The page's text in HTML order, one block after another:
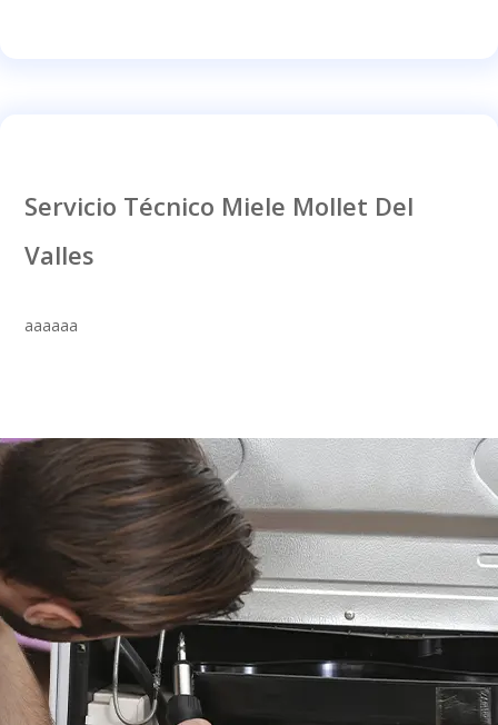
Servicio Técnico Miele Mollet Del
Valles
aaaaaa